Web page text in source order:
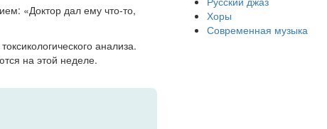
«Доктор дал ему что-то,
анализа.
на этой неделе.
Хоры
Современная музыка